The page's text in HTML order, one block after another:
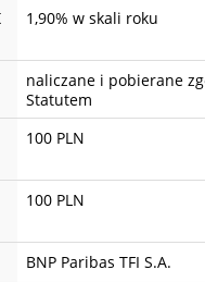
1,90% w skali roku
naliczane i pobierane
Statutem
100 PLN
100 PLN
BNP Paribas TFI S.A.